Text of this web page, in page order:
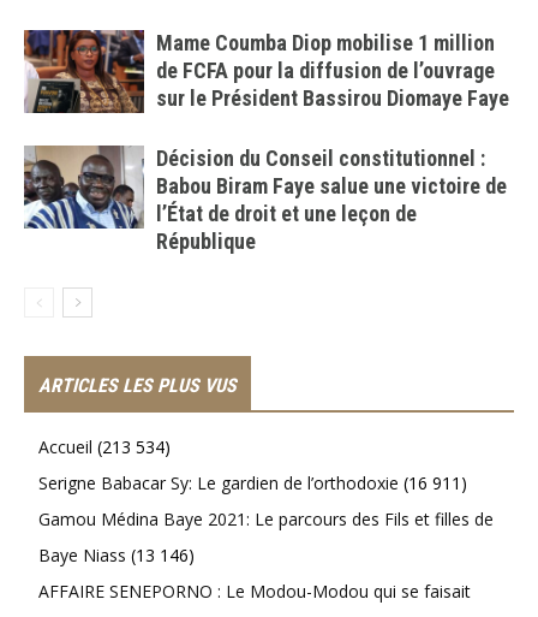
Mame Coumba Diop mobilise 1 million
de FCFA pour la diffusion de l’ouvrage
sur le Président Bassirou Diomaye Faye
Décision du Conseil constitutionnel :
Babou Biram Faye salue une victoire de
l’État de droit et une leçon de
République
ARTICLES LES PLUS VUS
Accueil (213 534)
Serigne Babacar Sy: Le gardien de l’orthodoxie (16 911)
Gamou Médina Baye 2021: Le parcours des Fils et filles de
Baye Niass (13 146)
AFFAIRE SENEPORNO : Le Modou-Modou qui se faisait